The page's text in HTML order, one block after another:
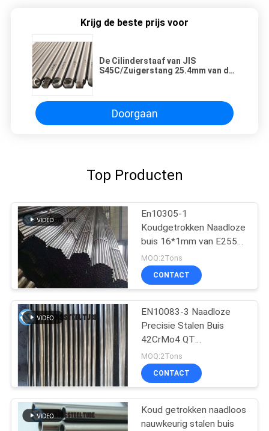
Krijg de beste prijs voor
De Cilinderstaaf van JIS
S45C/Zuigerstang 25.4mm van de
Doorgaan
Top Producten
En10305-1
Koudgetrokken Naadloze
buis 16*1mm van E255
voor Automobielindustrie
MOQ:2Tons
CONTACT
EN10083-3 Naadloze
Precisie Stalen Buis
42CrMo4 QT
Koudgetrokken
Geëxtrudeerd
MOQ:2Tons
CONTACT
Koud getrokken naadloos
nauwkeurig stalen buis